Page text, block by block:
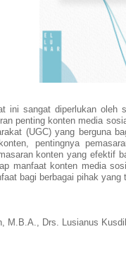
ini sangat diperlukan oleh
penting konten media
(UGC) yang berguna
pentingnya
konten yang efektif
manfaat konten media
bagi berbagai pihak yang
M.B.A., Drs. Lusianus